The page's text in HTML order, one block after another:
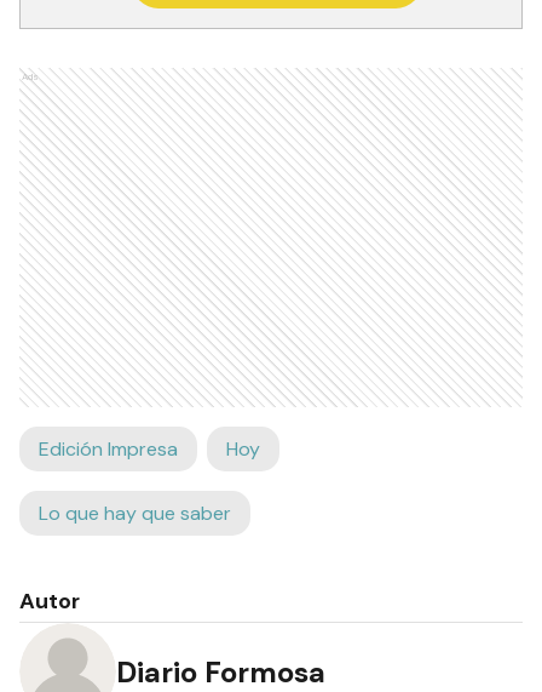
Ads
Edición Impresa Hoy
Lo que hay que saber
Autor
Diario Formosa